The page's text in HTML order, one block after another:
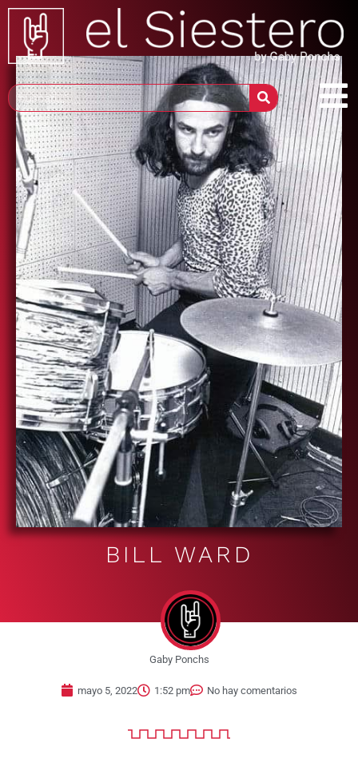
BILL WARD
Gaby Ponchs
mayo 5, 2022 1:52 pm No hay comentarios